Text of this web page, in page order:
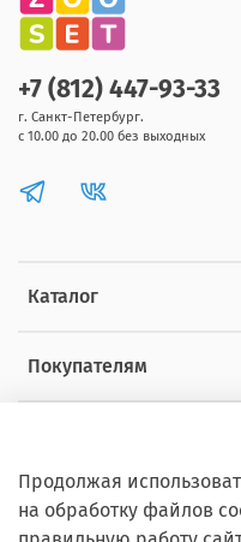
Каталог
Покупателям
+7 (812) 447-93-33
г. Санкт-Петербург.
с 10.00 до 20.00 без выходных
Продолжая
на обработку файлов